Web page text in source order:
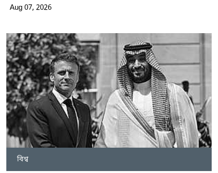
Aug 07, 2026
বিশ্ব